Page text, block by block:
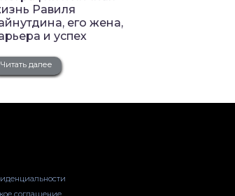
Равиля
его жена,
и успех
Читать далее
соглашение